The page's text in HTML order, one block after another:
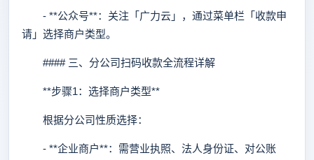
- **公众号**：关注「广力云」，通过菜单栏「收款申
请」选择商户类型。
#### 三、分公司扫码收款全流程详解
**步骤1：选择商户类型**
根据分公司性质选择：
- **企业商户**：需营业执照、法人身份证、对公账